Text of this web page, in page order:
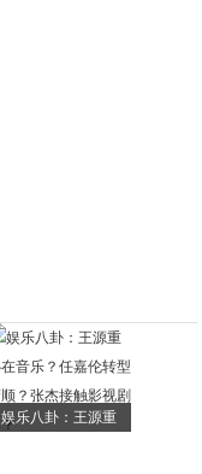
娱乐八卦：王源重